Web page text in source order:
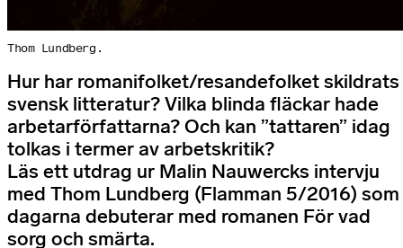
Thom Lundberg.
Hur har romanifolket/resandefolket skildrats
svensk litteratur? Vilka blinda fläckar hade
arbetarförfattarna? Och kan ”tattaren” idag
tolkas i termer av arbetskritik?
Läs ett utdrag ur Malin Nauwercks intervju
med Thom Lundberg (Flamman 5/2016) som
dagarna debuterar med romanen För vad
sorg och smärta.